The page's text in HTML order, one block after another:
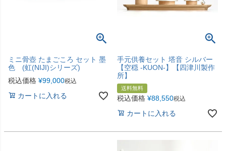
ミニ骨壺 たまごころ セット 墨
色 (虹(NIJI)シリーズ)
税込価格 ¥99,000税込
カートに入れる
手元供養セット 塔音 シルバー
【空穏 -KUON-】【四津川製作
所】
送料無料
税込価格 ¥88,550税込
カートに入れる